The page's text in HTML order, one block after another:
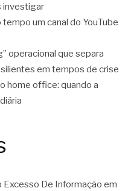
investigar
um canal do YouTube
operacional que separa
em tempos de crise
home office: quando a
Excesso De Informação em